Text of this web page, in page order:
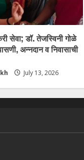
सेवा; डॉ. तेजस्विनी गोळे
अन्नदान व निवासाची
July 13, 2026